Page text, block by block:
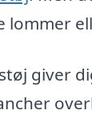
lommer
giver